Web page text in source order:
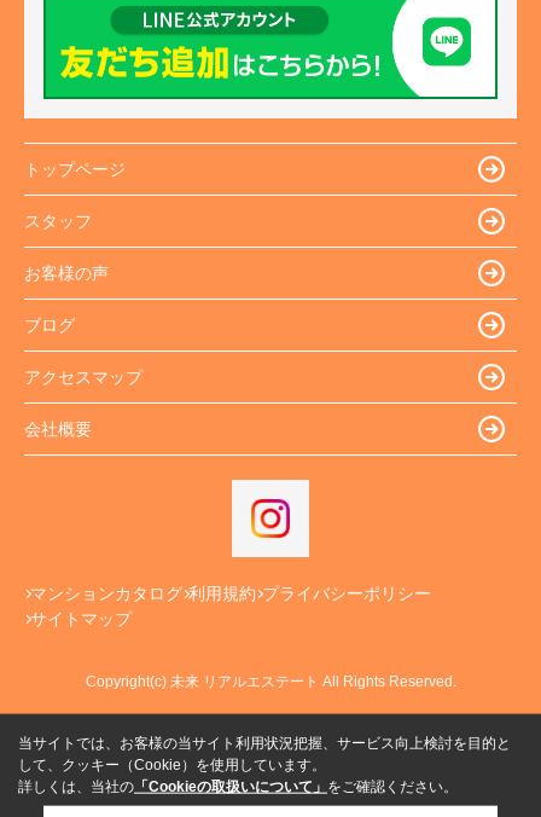
トップページ
スタッフ
お客様の声
ブログ
アクセスマップ
会社概要
マンションカタログ 利用規約 プライバシーポリシー
サイトマップ
Copyright(c) 未来 リアルエステート All Rights Reserved.
当サイトでは、お客様の当サイト利用状況把握、サービス向上検討を目的と
して、クッキー（Cookie）を使用しています。
詳しくは、当社の 「Cookieの取扱いについて」 をご確認ください。